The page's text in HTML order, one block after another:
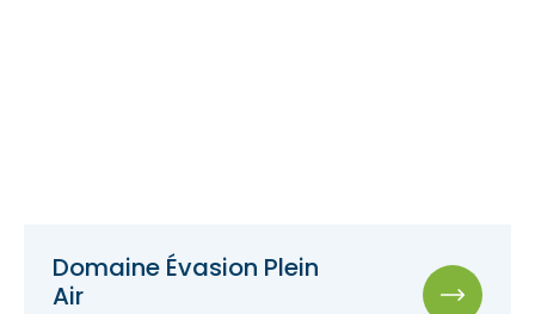
Domaine Évasion Plein
Air